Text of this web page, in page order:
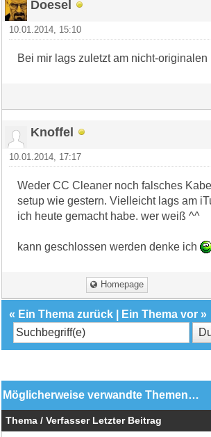
Doesel
10.01.2014, 15:10
Bei mir lags zuletzt am nicht-
Knoffel
10.01.2014, 17:17
Weder CC Cleaner noch falsches
setup wie gestern. Vielleicht lags am
ich heute gemacht habe. wer weiß ^^
kann geschlossen werden denke ich
Homepage
« Ein Thema zurück Ein Thema vor »
Möglicherweise verwandte Themen…
Thema / Verfasser Letzter Beitrag